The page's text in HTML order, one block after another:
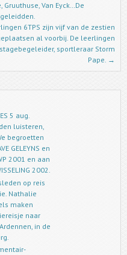
Van Eyck…De
6TPS zijn vijf van de zestien
al voorbij. De leerlingen
sportleraar Storm
Pape. →
5 aug.
luisteren,
begroetten
GELEYNS en
2001 en aan
2002.
op reis
Nathalie
maken
naar
in de